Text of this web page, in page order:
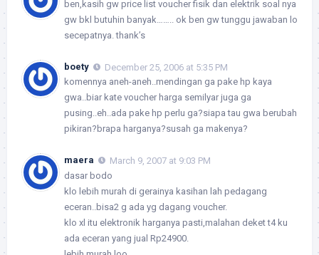
ben,kasih gw price list voucher fisik dan elektrik soal nya
gw bkl butuhin banyak…….. ok ben gw tunggu jawaban lo
secepatnya. thank’s
boety
December 25, 2006 at 5:35 PM
komennya aneh-aneh..mendingan ga pake hp kaya
gwa..biar kate voucher harga semilyar juga ga
pusing..eh..ada pake hp perlu ga?siapa tau gwa berubah
pikiran?brapa harganya?susah ga makenya?
maera
March 9, 2007 at 9:03 PM
dasar bodo
klo lebih murah di gerainya kasihan lah pedagang
eceran..bisa2 g ada yg dagang voucher.
klo xl itu elektronik harganya pasti,malahan deket t4 ku
ada eceran yang jual Rp24900.